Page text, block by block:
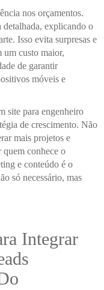
nos orçamentos.
explicando o
Isso evita surpresas e
um custo maior,
de garantir
móveis e
site para engenheiro
de crescimento. Não
mais projetos e
quem conhece o
e conteúdo é o
só necessário, mas
Integrar